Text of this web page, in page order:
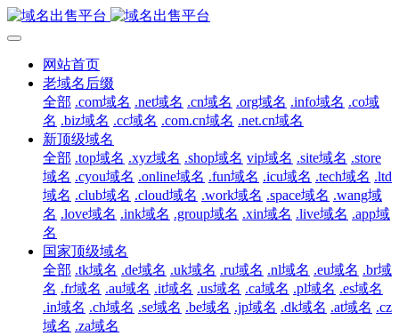
网站首页
老域名后缀
全部 .com域名 .net域名 .cn域名 .org域名 .info域名 .co域
名 .biz域名 .cc域名 .com.cn域名 .net.cn域名
新顶级域名
全部 .top域名 .xyz域名 .shop域名 vip域名 .site域名 .store
域名 .cyou域名 .online域名 .fun域名 .icu域名 .tech域名 .ltd
域名 .club域名 .cloud域名 .work域名 .space域名 .wang域
名 .love域名 .ink域名 .group域名 .xin域名 .live域名 .app域
名
国家顶级域名
全部 .tk域名 .de域名 .uk域名 .ru域名 .nl域名 .eu域名 .br域
名 .fr域名 .au域名 .it域名 .us域名 .ca域名 .pl域名 .es域名
.in域名 .ch域名 .se域名 .be域名 .jp域名 .dk域名 .at域名 .cz
域名 .za域名